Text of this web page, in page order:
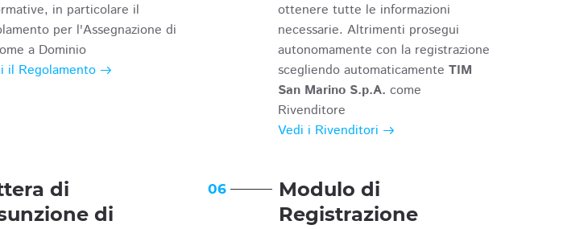
in particolare il
per l'Assegnazione di
a Dominio
il Regolamento
ottenere tutte le informazioni
necessarie. Altrimenti prosegui
autonomamente con la registrazione
scegliendo automaticamente TIM
San Marino S.p.A. come
Rivenditore
Vedi i Rivenditori
di
di
06
Modulo di
Registrazione